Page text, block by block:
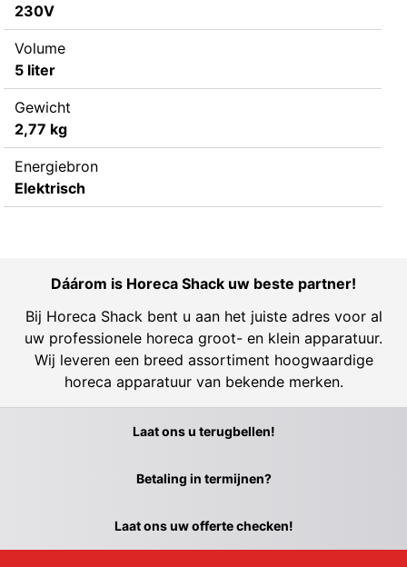
230V
Volume
5 liter
Gewicht
2,77 kg
Energiebron
Elektrisch
Dáárom is Horeca Shack uw beste partner!
Bij Horeca Shack bent u aan het juiste adres voor al
uw professionele horeca groot- en klein apparatuur.
Wij leveren een breed assortiment hoogwaardige
horeca apparatuur van bekende merken.
Laat ons u terugbellen!
Betaling in termijnen?
Laat ons uw offerte checken!